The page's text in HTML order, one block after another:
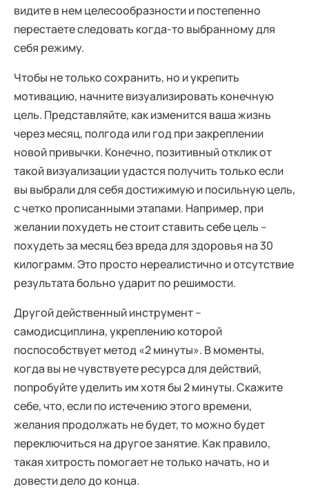
видите в нем целесообразности и постепенно
перестаете следовать когда-то выбранному для
себя режиму.
Чтобы не только сохранить, но и укрепить
мотивацию, начните визуализировать конечную
цель. Представляйте, как изменится ваша жизнь
через месяц, полгода или год при закреплении
новой привычки. Конечно, позитивный отклик от
такой визуализации удастся получить только если
вы выбрали для себя достижимую и посильную цель,
с четко прописанными этапами. Например, при
желании похудеть не стоит ставить себе цель –
похудеть за месяц без вреда для здоровья на 30
килограмм. Это просто нереалистично и отсутствие
результата больно ударит по решимости.
Другой действенный инструмент –
самодисциплина, укреплению которой
поспособствует метод «2 минуты». В моменты,
когда вы не чувствуете ресурса для действий,
попробуйте уделить им хотя бы 2 минуты. Скажите
себе, что, если по истечению этого времени,
желания продолжать не будет, то можно будет
переключиться на другое занятие. Как правило,
такая хитрость помогает не только начать, но и
довести дело до конца.